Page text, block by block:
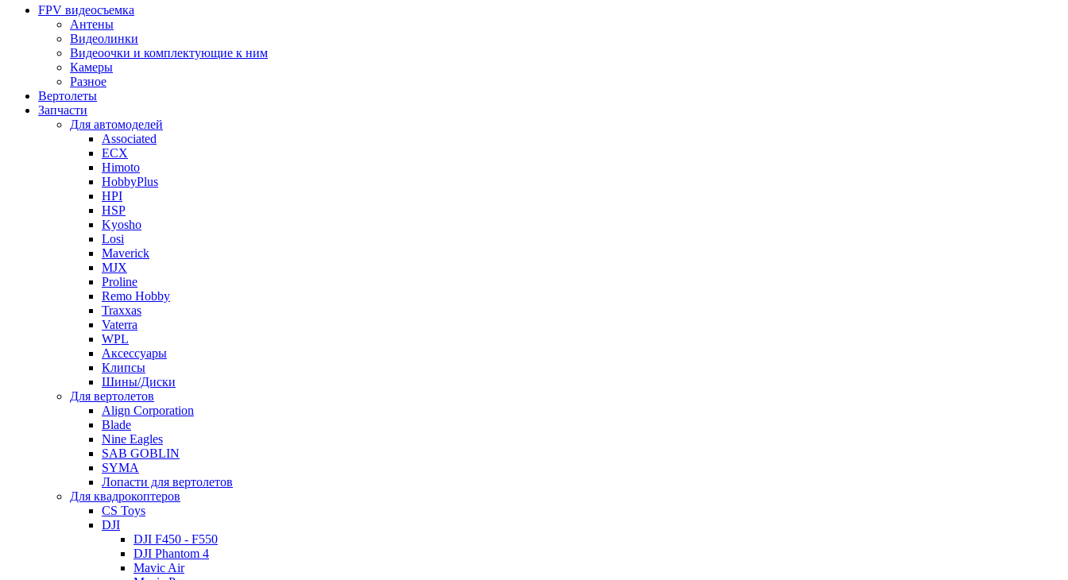
FPV видеосъемка
Антены
Видеолинки
Видеоочки и комплектующие к ним
Камеры
Разное
Вертолеты
Запчасти
Для автомоделей
Associated
ECX
Himoto
HobbyPlus
HPI
HSP
Kyosho
Losi
Maverick
MJX
Proline
Remo Hobby
Traxxas
Vaterra
WPL
Аксессуары
Клипсы
Шины/Диски
Для вертолетов
Align Corporation
Blade
Nine Eagles
SAB GOBLIN
SYMA
Лопасти для вертолетов
Для квадрокоптеров
CS Toys
DJI
DJI F450 - F550
DJI Phantom 4
Mavic Air